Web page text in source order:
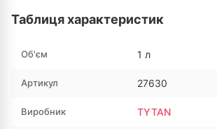
Таблиця характеристик
Об'єм 1 л
Артикул 27630
Виробник TYTAN